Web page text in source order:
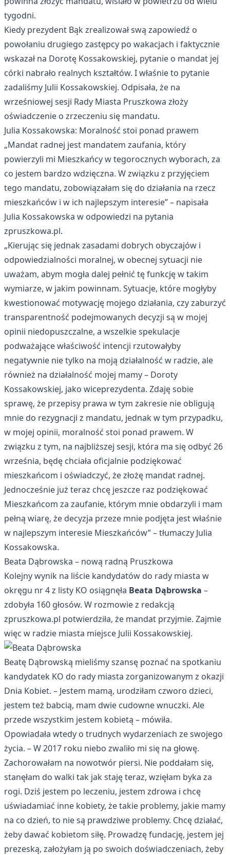
tygodni.
Kiedy prezydent Bąk zrealizował swą zapowiedź o
powołaniu drugiego zastępcy po wakacjach i faktycznie
wskazał na Dorotę Kossakowskiej, pytanie o mandat jej
córki nabrało realnych kształtów. I właśnie to pytanie
zadaliśmy Julii Kossakowskiej. Odpisała, że na
wrześniowej sesji Rady Miasta Pruszkowa złoży
oświadczenie o zrzeczeniu się mandatu.
Julia Kossakowska: Moralność stoi ponad prawem
„Mandat radnej jest mandatem zaufania, który
powierzyli mi Mieszkańcy w tegorocznych wyborach, za
co jestem bardzo wdzięczna. W związku z przyjęciem
tego mandatu, zobowiązałam się do działania na rzecz
mieszkańców i w ich najlepszym interesie” – napisała
Julia Kossakowska w odpowiedzi na pytania
zpruszkowa.pl.
„Kierując się jednak zasadami dobrych obyczajów i
odpowiedzialności moralnej, w obecnej sytuacji nie
uważam, abym mogła dalej pełnić tę funkcję w takim
wymiarze, w jakim powinnam. Sytuacje, które mogłyby
kwestionować motywację mojego działania, czy zaburzyć
transparentność podejmowanych decyzji są w mojej
opinii niedopuszczalne, a wszelkie spekulacje
podważające właściwość intencji rzutowałyby
negatywnie nie tylko na moją działalność w radzie, ale
również na działalność mojej mamy – Doroty
Kossakowskiej, jako wiceprezydenta. Zdaję sobie
sprawę, że przepisy prawa w tym zakresie nie obligują
mnie do rezygnacji z mandatu, jednak w tym przypadku,
w mojej opinii, moralność stoi ponad prawem. W
związku z tym, na najbliższej sesji, która ma się odbyć 26
września, będę chciała oficjalnie podziękować
mieszkańcom i oświadczyć, że złożę mandat radnej.
Jednocześnie już teraz chcę jeszcze raz podziękować
Mieszkańcom za zaufanie, którym mnie obdarzyli i mam
pełną wiarę, że decyzja przeze mnie podjęta jest właśnie
w najlepszym interesie Mieszkańców” – tłumaczy Julia
Kossakowska.
Beata Dąbrowska – nową radną Pruszkowa
Kolejny wynik na liście kandydatów do rady miasta w
okręgu nr 4 z listy KO osiągnęła Beata Dąbrowska –
zdobyła 160 głosów. W rozmowie z redakcją
zpruszkowa.pl potwierdziła, że mandat przyjmie. Zajmie
więc w radzie miasta miejsce Julii Kossakowskiej.
Beatę Dąbrowską mieliśmy szansę poznać na spotkaniu
kandydatek KO do rady miasta zorganizowanym z okazji
Dnia Kobiet. – Jestem mamą, urodziłam czworo dzieci,
jestem też babcią, mam dwie cudowne wnuczki. Ale
przede wszystkim jestem kobietą – mówiła.
Opowiadała wtedy o trudnych wydarzeniach ze swojego
życia. – W 2017 roku niebo zwaliło mi się na głowę.
Zachorowałam na nowotwór piersi. Nie poddałam się,
stanęłam do walki tak jak staję teraz, wzięłam byka za
rogi. Dziś jestem po leczeniu, jestem zdrowa i chcę
uświadamiać inne kobiety, że takie problemy, jakie mamy
na co dzień, to nie są prawdziwe problemy. Chcę działać,
żeby dawać kobietom siłę. Prowadzę fundację, jestem jej
prezeską, założyłam ją po swoich doświadczeniach, żeby